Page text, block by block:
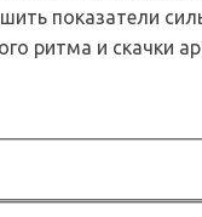
показатели
ритма и скачки